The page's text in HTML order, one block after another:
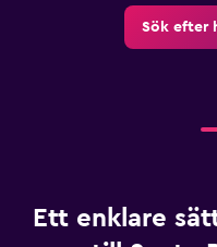
Sök efter
Ett enklare